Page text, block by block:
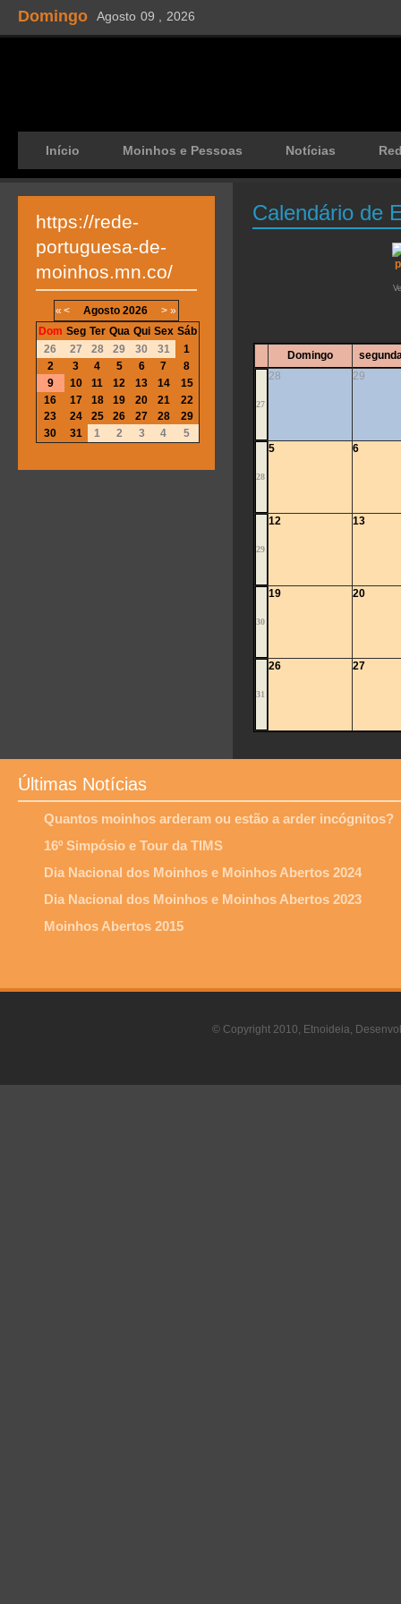
Domingo Agosto 09 , 2026
Início Moinhos e Pessoas Notícias
Calendário de
Domingo
27
28 29
28
5 6
29
12 13
30
19 20
31
26 27
https://rede-
portuguesa-de-
moinhos.mn.co/
« < Agosto 2026 > »
Dom Seg Ter Qua Qui Sex Sáb
26
27 28 29 30 31
1
2
3 4 5 6 7
8
9
10 11 12 13 14
15
16
17 18 19 20 21
22
23
24 25 26 27 28
29
30
31 1 2 3 4 5
Últimas Notícias
Quantos moinhos arderam ou estão a arder incógnitos?
16º Simpósio e Tour da TIMS
Dia Nacional dos Moinhos e Moinhos Abertos 2024
Dia Nacional dos Moinhos e Moinhos Abertos 2023
Moinhos Abertos 2015
© Copyright 2010, Etnoideia,